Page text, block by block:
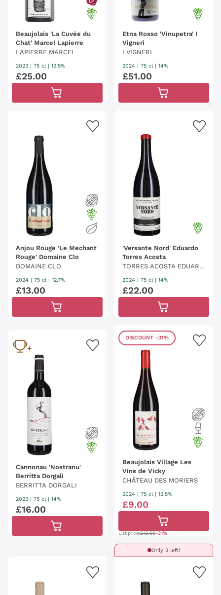
Beaujolais 'La Cuvée du
Chat' Marcel Lapierre
LAPIERRE MARCEL
2023 75 cl | 12.5%
£25.00
Etna Rosso 'Vinupetra' I
Vigneri
I VIGNERI
2024 75 cl | 14%
£51.00
Anjou Rouge 'Le Mechant
Rouge' Domaine Clo
DOMAINE CLO
2024 75 cl | 12.7%
£13.00
'Versante Nord' Eduardo
Torres Acosta
TORRES ACOSTA EDUARD
O
2024 75 cl | 14%
£22.00
Cannonau 'Nostranu'
Berritta Dorgali
BERRITTA DORGALI
2023 75 cl | 14%
£16.00
DISCOUNT -31%
Beaujolais Village Les
Vins de Vicky
CHÂTEAU DES MORIERS
2024 75 cl | 12.5%
£9.00
List price:£13.00-31%
Only 3 left!